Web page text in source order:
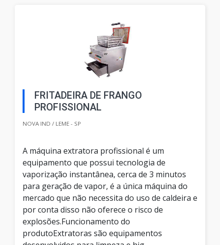
FRITADEIRA DE FRANGO
PROFISSIONAL
NOVA IND / LEME - SP
A máquina extratora profissional é um
equipamento que possui tecnologia de
vaporização instantânea, cerca de 3 minutos
para geração de vapor, é a única máquina do
mercado que não necessita do uso de caldeira e
por conta disso não oferece o risco de
explosões.Funcionamento do
produtoExtratoras são equipamentos